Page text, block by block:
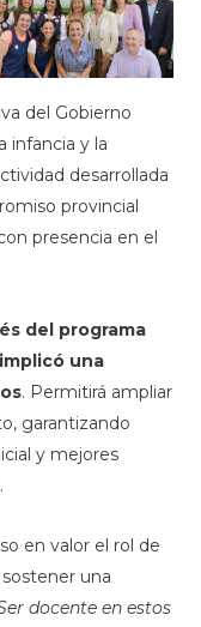
del Gobierno
infancia y la
desarrollada
provincial
presencia en el
del programa
una
. Permitirá ampliar
garantizando
y mejores
en valor el rol de
una
docente en estos